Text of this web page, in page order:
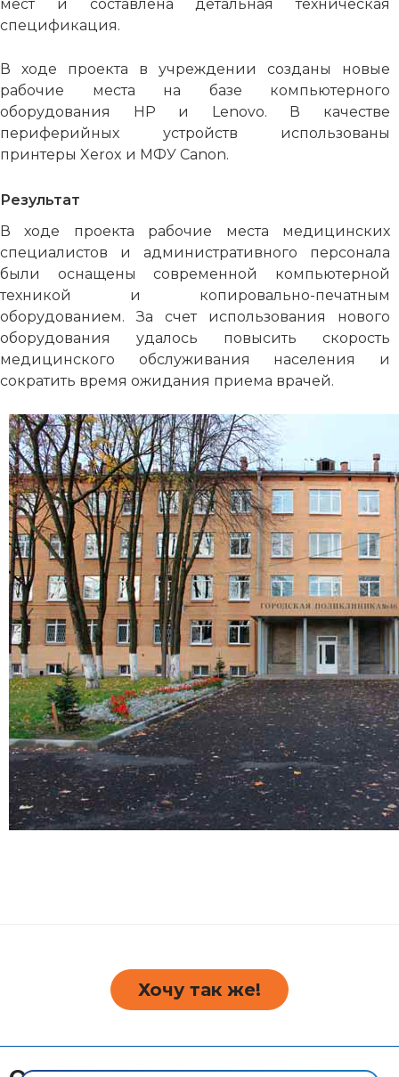
мест и составлена детальная техническая
спецификация.
В ходе проекта в учреждении созданы новые
рабочие места на базе компьютерного
оборудования HP и Lenovo. В качестве
периферийных устройств использованы
принтеры Xerox и МФУ Canon.
Результат
В ходе проекта рабочие места медицинских
специалистов и административного персонала
были оснащены современной компьютерной
техникой и копировально-печатным
оборудованием. За счет использования нового
оборудования удалось повысить скорость
медицинского обслуживания населения и
сократить время ожидания приема врачей.
Хочу так же!